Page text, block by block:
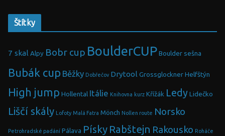
Štítky
7 skal Alpy Bobr cup BoulderCUP Boulder sešna
Bubák cup Běžky Dobřečov Drytool Grossglockner Helfštýn
High jump Hollental Itálie Knihovna kurz Křížák Ledy Lidečko
Liščí skály Lofoty Malá Fatra Mönch Nollen route Norsko
Petrohradské padání Pálava Písky Rabštejn Rakousko Roháče